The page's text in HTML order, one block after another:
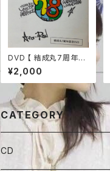
DVD 【 結成丸7周年記
念 ７ to ８ 】
¥2,000
CATEGORY
CD